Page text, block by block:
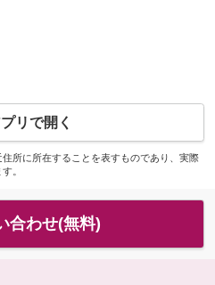
リで開く
所に所在することを表すものであり、実際
。
合わせ(無料)